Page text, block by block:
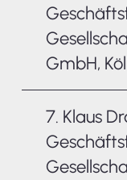
GmbH,
7. Klaus